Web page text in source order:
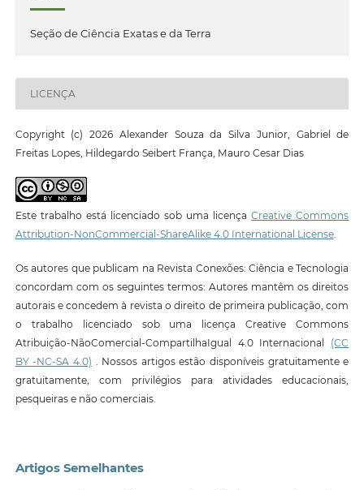
Seção de Ciência Exatas e da Terra
LICENÇA
Copyright (c) 2026 Alexander Souza da Silva Junior, Gabriel de
Freitas Lopes, Hildegardo Seibert França, Mauro Cesar Dias
Este trabalho está licenciado sob uma licençaCreative Commons
Attribution-NonCommercial-ShareAlike 4.0 International License.
Os autores que publicam na Revista Conexões: Ciência e Tecnologia
concordam com os seguintes termos: Autores mantêm os direitos
autorais e concedem à revista o direito de primeira publicação, com
o trabalho licenciado sob uma licença Creative Commons
Atribuição-NãoComercial-CompartilhaIgual 4.0 Internacional (CC
BY -NC-SA 4.0) . Nossos artigos estão disponíveis gratuitamente e
gratuitamente, com privilégios para atividades educacionais,
pesqueiras e não comerciais.
Artigos Semelhantes